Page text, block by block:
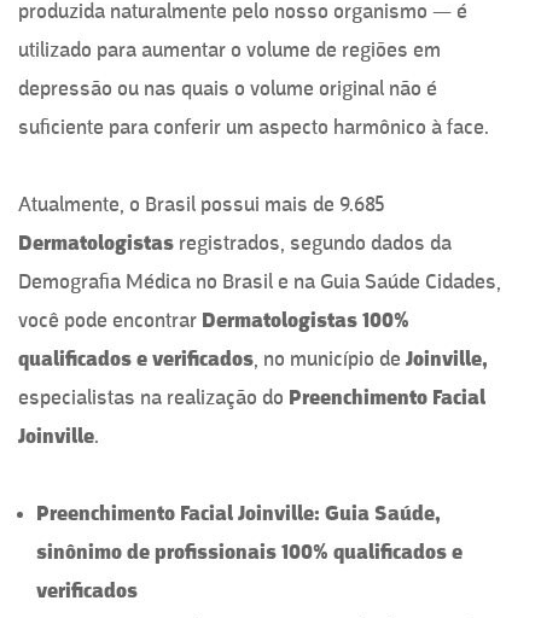
produzida naturalmente pelo nosso organismo — é
utilizado para aumentar o volume de regiões em
depressão ou nas quais o volume original não é
suficiente para conferir um aspecto harmônico à face.
Atualmente, o Brasil possui mais de 9.685
Dermatologistas registrados, segundo dados da
Demografia Médica no Brasil e na Guia Saúde Cidades,
você pode encontrar Dermatologistas 100%
qualificados e verificados, no município de Joinville,
especialistas na realização do Preenchimento Facial
Joinville.
Preenchimento Facial Joinville: Guia Saúde,
sinônimo de profissionais 100% qualificados e
verificados